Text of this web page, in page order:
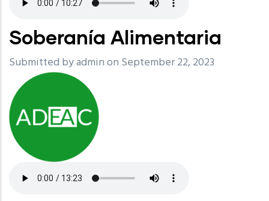
Soberanía Alimentaria
Submitted byadminon September 22, 2023